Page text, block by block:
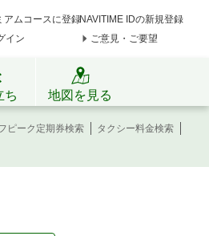
アムコースに登録NAVITIME IDの新規登録
イン
ご意見・ご要望
ち 地図を見る
ピーク定期券検索 タクシー料金検索